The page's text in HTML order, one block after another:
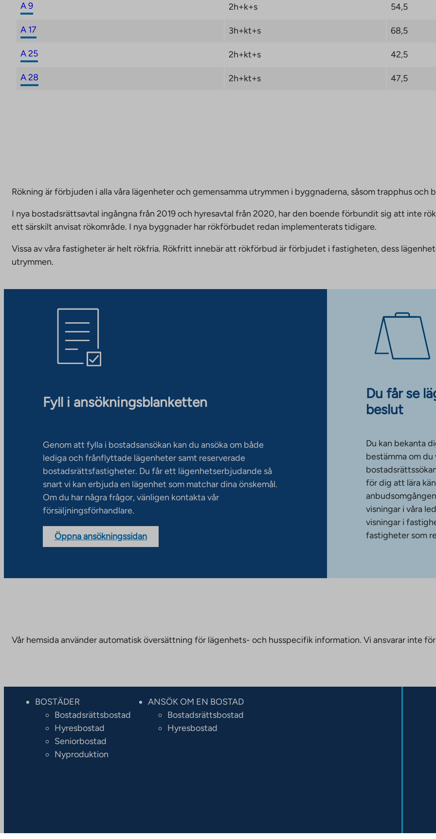
A 9 2h+k+s 54,5
A 17 3h+kt+s 68,5
A 25 2h+kt+s 42,5
A 28 2h+kt+s 47,5
Rökning är förbjuden i alla våra lägenheter och gemensamma utrymmen i byggnaderna, såsom trapphus och
I nya bostadsrättsavtal ingångna från 2019 och hyresavtal från 2020, har den boende förbundit sig att inte
ett särskilt anvisat rökområde. I nya byggnader har rökförbudet redan implementerats tidigare.
Vissa av våra fastigheter är helt rökfria. Rökfritt innebär att rökförbud är förbjudet i fastigheten, dess
utrymmen.
Fyll i ansökningsblanketten
Genom att fylla i bostadsansökan kan du ansöka om både
lediga och frånflyttade lägenheter samt reserverade
bostadsrättsfastigheter. Du får ett lägenhetserbjudande så
snart vi kan erbjuda en lägenhet som matchar dina önskemål.
Om du har några frågor, vänligen kontakta vår
försäljningsförhandlare.
Öppna ansökningssidan
Du får se
beslut
Du kan bekanta
bestämma om du
för dig att lära
visningar i våra
visningar i
fastigheter som
Vår hemsida använder automatisk översättning för lägenhets- och husspecifik information. Vi ansvarar inte
BOSTÄDER
Bostadsrättsbostad
Hyresbostad
Seniorbostad
Nyproduktion
ANSÖK OM EN BOSTAD
Bostadsrättsbostad
Hyresbostad